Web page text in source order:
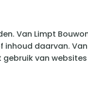
Van Limpt
daarvan.
van